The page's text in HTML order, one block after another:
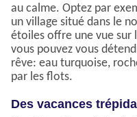
au calme. Optez par
un village situé dans le
étoiles offre une vue sur
vous pouvez vous
rêve: eau turquoise,
par les flots.
Des vacances